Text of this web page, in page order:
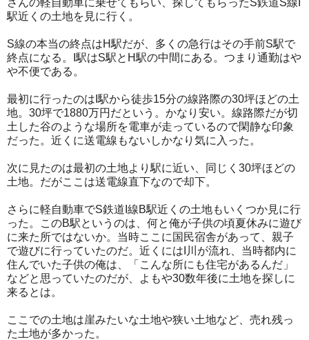
さんの軽自動車に乗せてもらい、探してもらったS鉄道S線I
駅近くの土地を見に行く。
S線の本当の終点はH駅だが、多くの急行はその手前S駅で
終点になる。I駅はS駅とH駅の中間にある。つまり通勤はや
や不便である。
最初に行ったのはI駅から徒歩15分の線路際の30坪ほどの土
地。30坪で1880万円だという。かなり安い。線路際だが切
土した谷のような場所を電車が走っているので閑静な印象
だった。近くに送電線もないしかなり気に入った。
次に見たのは最初の土地より駅に近い、同じく30坪ほどの
土地。だがここは送電線直下なので却下。
さらに軽自動車でS鉄道I線B駅近くの土地もいくつか見に行
った。このB駅というのは、何と俺が子供の頃夏休みに遊び
に来た所ではないか。当時ここに国民宿舎があって、親子
で遊びに行っていたのだ。近くにはI川が流れ、当時都内に
住んでいた子供の俺は、「こんな所にも住宅があるんだ」
などと思っていたのだが、よもや30数年後に土地を探しに
来るとは。
ここでの土地は崖みたいな土地や狭い土地など、売れ残っ
た土地が多かった。